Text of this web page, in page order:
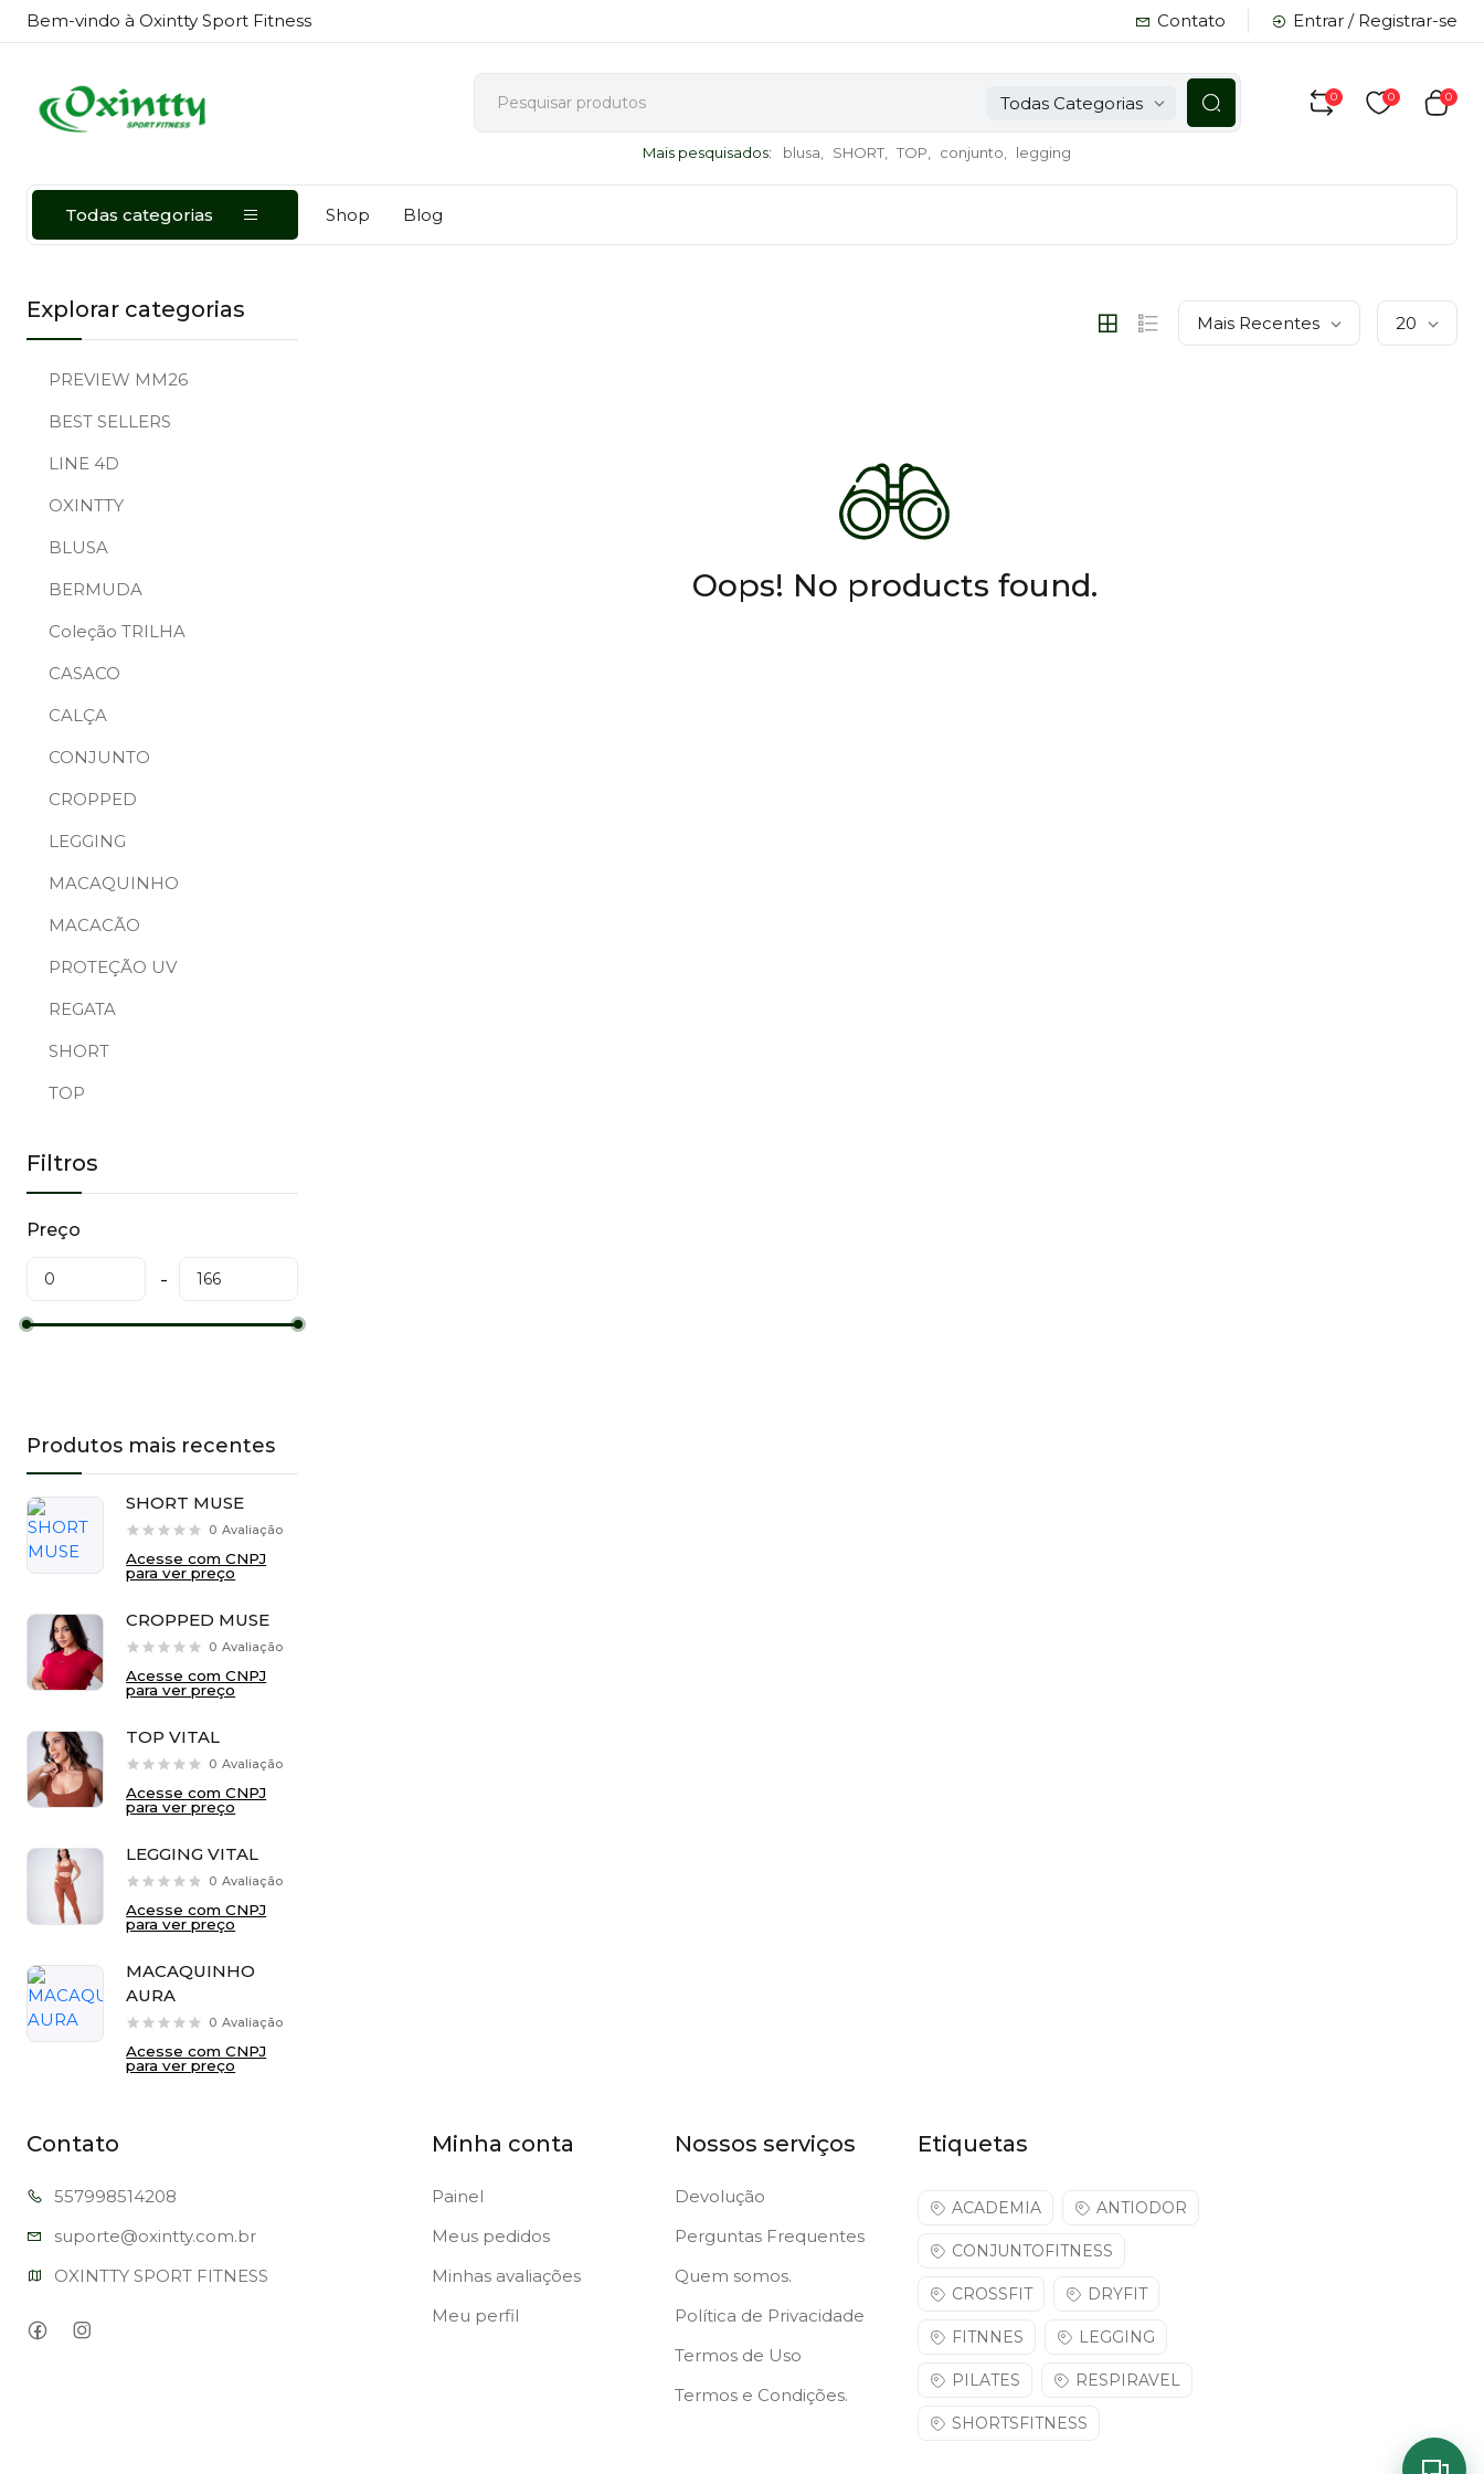
Bem-vindo à Oxintty Sport Fitness Contato Entrar / Registrar-se
Todas Categorias
Mais pesquisados: blusa, SHORT, TOP, conjunto, legging
0 0 0
Todas categorias Shop Blog
Explorar categorias
PREVIEW MM26
BEST SELLERS
LINE 4D
OXINTTY
BLUSA
BERMUDA
Coleção TRILHA
CASACO
CALÇA
CONJUNTO
CROPPED
LEGGING
MACAQUINHO
MACACÃO
PROTEÇÃO UV
REGATA
SHORT
TOP
Filtros
Preço
Produtos mais recentes
SHORT MUSE
0 Avaliação
Acesse com CNPJ
para ver preço
CROPPED MUSE
0 Avaliação
Acesse com CNPJ
para ver preço
TOP VITAL
0 Avaliação
Acesse com CNPJ
para ver preço
LEGGING VITAL
0 Avaliação
Acesse com CNPJ
para ver preço
MACAQUINHO
AURA
0 Avaliação
Acesse com CNPJ
para ver preço
Mais Recentes 20
Oops! No products found.
Contato
557998514208
suporte@oxintty.com.br
OXINTTY SPORT FITNESS
Minha conta
Painel
Meus pedidos
Minhas avaliações
Meu perfil
Nossos serviços
Devolução
Perguntas Frequentes
Quem somos.
Política de Privacidade
Termos de Uso
Termos e Condições.
Etiquetas
ACADEMIA ANTIODOR
CONJUNTOFITNESS
CROSSFIT DRYFIT
FITNNES LEGGING
PILATES RESPIRAVEL
SHORTSFITNESS